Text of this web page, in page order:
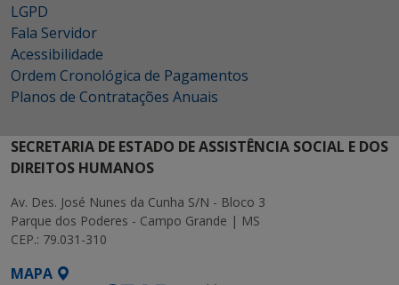
LGPD
Fala Servidor
Acessibilidade
Ordem Cronológica de Pagamentos
Planos de Contratações Anuais
SECRETARIA DE ESTADO DE ASSISTÊNCIA SOCIAL E DOS
DIREITOS HUMANOS
Av. Des. José Nunes da Cunha S/N - Bloco 3
Parque dos Poderes - Campo Grande | MS
CEP.: 79.031-310
MAPA